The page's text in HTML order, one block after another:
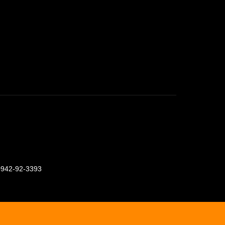
92-3393